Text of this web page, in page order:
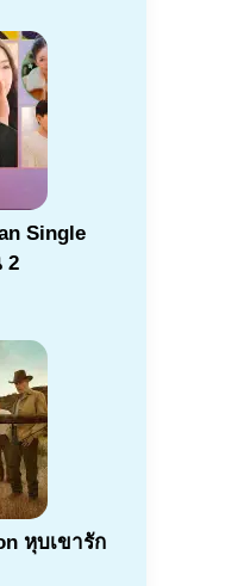
Single
2
หุบเขารัก